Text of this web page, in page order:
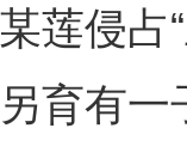
侵占“
育有一